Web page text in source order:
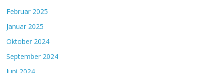
Februar 2025
Januar 2025
Oktober 2024
September 2024